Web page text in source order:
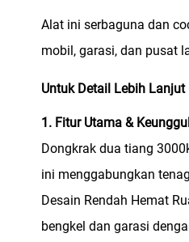
Alat ini serbaguna dan
mobil, garasi, dan pusat
Untuk Detail Lebih Lanjut
1. Fitur Utama &
Dongkrak dua tiang
ini menggabungkan
Desain Rendah Hemat
bengkel dan garasi